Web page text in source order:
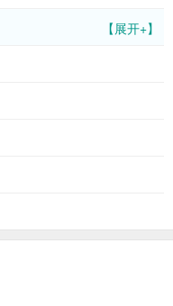
【展开+】